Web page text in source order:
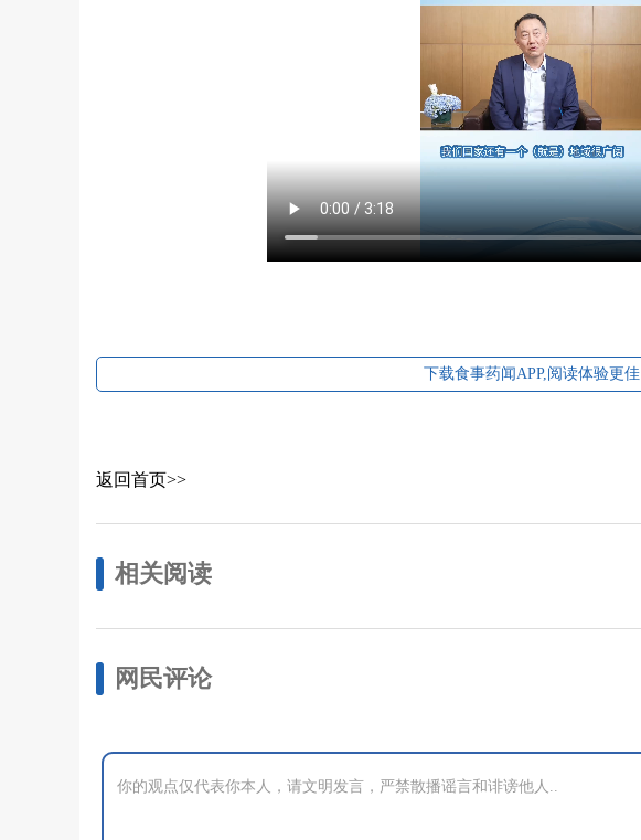
下载食事药闻APP,阅读体验更佳
返回首页>>
相关阅读
网民评论